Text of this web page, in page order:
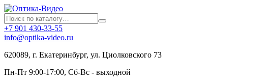
+7 901 430-33-55
info@optika-video.ru
620089, г. Екатеринбург, ул. Циолковского 73
Пн-Пт 9:00-17:00, Сб-Вс - выходной